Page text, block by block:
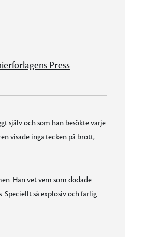
Press
själv och som han besökte varje
visade inga tecken på brott,
Han vet vem som dödade
så explosiv och farlig